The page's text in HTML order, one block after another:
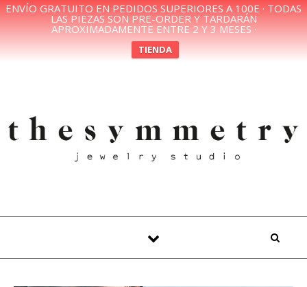
ENVÍO GRATUITO EN PEDIDOS SUPERIORES A 100E · TODAS
LAS PIEZAS SON PRE-ORDER Y TARDARÁN
APROXIMADAMENTE ENTRE 2 Y 3 MESES ·
TIENDA